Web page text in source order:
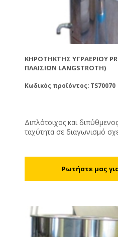
ΚΗΡΟΤΉΚΤΗΣ ΥΓΡΑΕΡΊΟΥ
ΠΛΑΙΣΊΩΝ LANGSTROTH)
Κωδικός προϊόντος: TS70070
Διπλότοιχος και
ταχύτητα σε διαγωνισμό
στον πάτο της σήτας και
χρησιμοποιήσετε για να
πάτο του κηροτήκτη.
προπανίου, βουτανίου ή
συμπεριλαμβάνεται εστία